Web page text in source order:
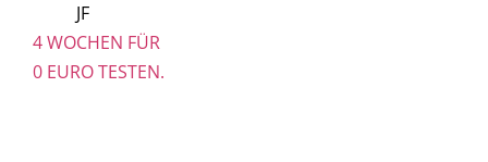
JF
4 WOCHEN FÜR
0 EURO TESTEN.